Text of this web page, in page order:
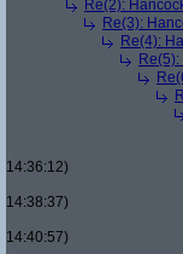
Re(2):
Re(3):
Re(4):
14:36:12)
14:38:37)
14:40:57)